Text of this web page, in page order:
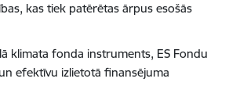
kas tiek patērētas ārpus esošās
klimata fonda instruments, ES Fondu
efektīvu izlietotā finansējuma